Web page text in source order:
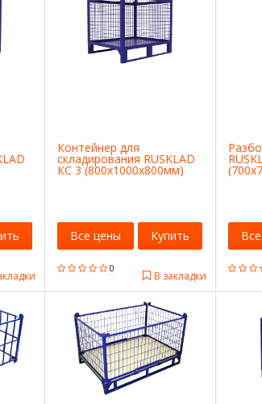
Контейнер для
складирования RUSKLAD
КС 3 (800х1000х800мм)
0
В закладки
Все цены Купить